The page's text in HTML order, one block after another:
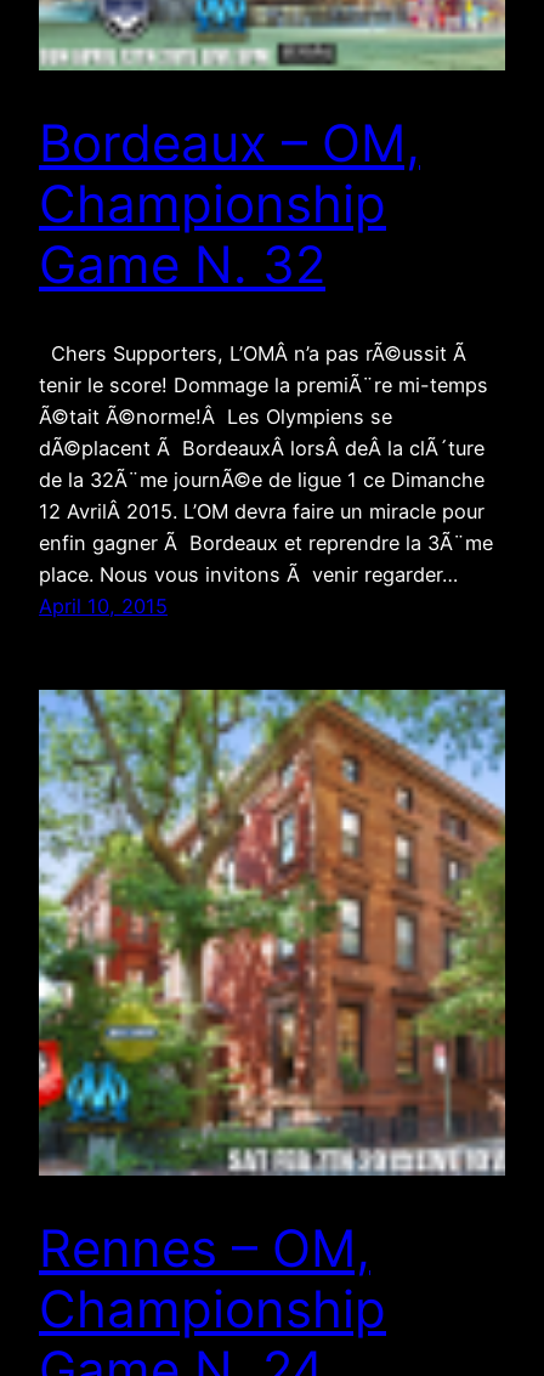
Bordeaux – OM,
Championship
Game N. 32
Chers Supporters, L’OMÂ n’a pas rÃ©ussit Ã
tenir le score! Dommage la premiÃ¨re mi-temps
Ã©tait Ã©norme!Â Les Olympiens se
dÃ©placent Ã BordeauxÂ lorsÂ deÂ la clÃ´ture
de la 32Ã¨me journÃ©e de ligue 1 ce Dimanche
12 AvrilÂ 2015. L’OM devra faire un miracle pour
enfin gagner Ã Bordeaux et reprendre la 3Ã¨me
place. Nous vous invitons Ã venir regarder…
April 10, 2015
Rennes – OM,
Championship